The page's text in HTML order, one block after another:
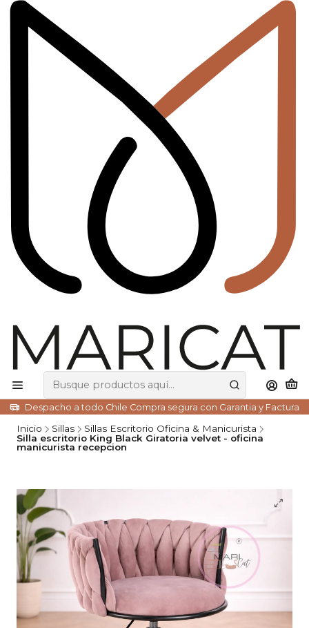
Despacho a todo Chile Compra segura con Garantia y Factura
Inicio Sillas
Sillas Escritorio Oficina & Manicurista
Silla escritorio King Black Giratoria velvet - oficina
manicurista recepcion